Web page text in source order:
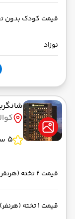
قیمت کودک بدون
نوزاد
5 ستاره
قیمت 2 تخته (هرنفر)
قیمت 1 تخته (هرنفر)